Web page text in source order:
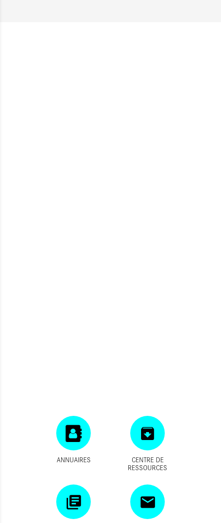
ANNUAIRES
CENTRE DE
RESSOURCES